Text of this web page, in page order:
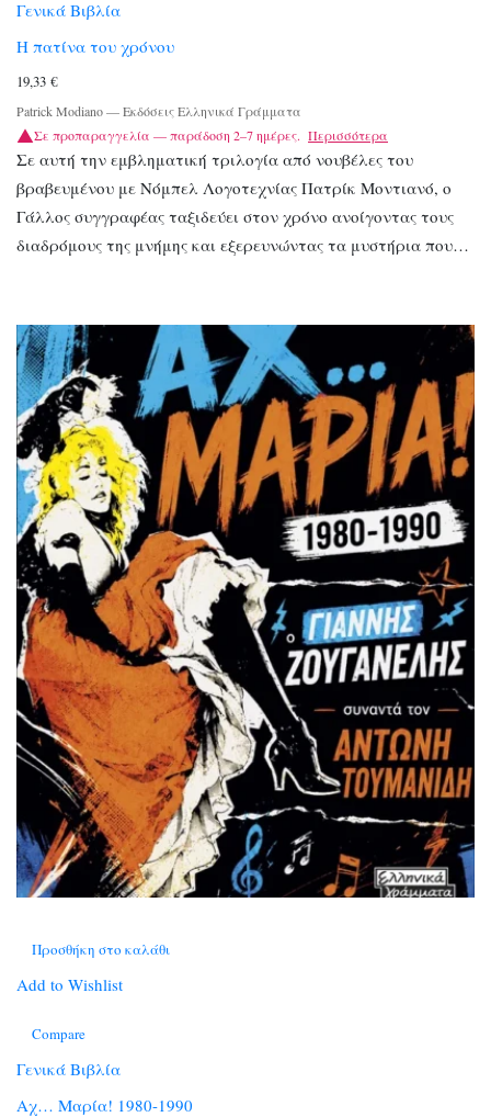
Γενικά Βιβλία
Η πατίνα του χρόνου
19,33 €
Patrick Modiano—Εκδόσεις Ελληνικά Γράμματα
Σε προπαραγγελία — παράδοση 2–7 ημέρες. Περισσότερα
Σε αυτή την εμβληματική τριλογία από νουβέλες του
βραβευμένου με Νόμπελ Λογοτεχνίας Πατρίκ Μοντιανό, ο
Γάλλος συγγραφέας ταξιδεύει στον χρόνο ανοίγοντας τους
δια­δρόμους της μνήμης και εξερευνώντας τα μυστήρια που…
Προσθήκη στο καλάθι
Add to Wishlist
Compare
Γενικά Βιβλία
Αχ… Μαρία! 1980-1990